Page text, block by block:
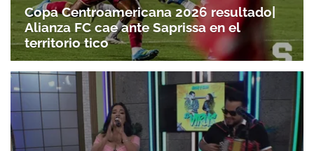
Copa Centroamericana 2026 resultado|
Alianza FC cae ante Saprissa en el
territorio tico